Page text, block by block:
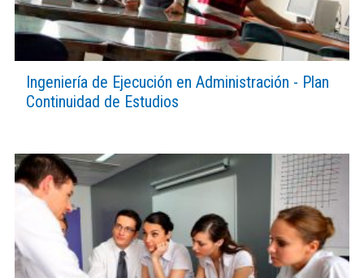
Ingeniería de Ejecución en Administración - Plan
Continuidad de Estudios